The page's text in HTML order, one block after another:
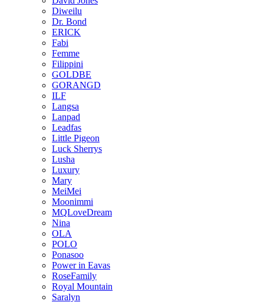
Diweilu
Dr. Bond
ERICK
Fabi
Femme
Filippini
GOLDBE
GORANGD
ILF
Langsa
Lanpad
Leadfas
Little Pigeon
Luck Sherrys
Lusha
Luxury
Mary
MeiMei
Moonimmi
MQLoveDream
Nina
OLA
POLO
Ponasoo
Power in Eavas
RoseFamily
Royal Mountain
Saralyn